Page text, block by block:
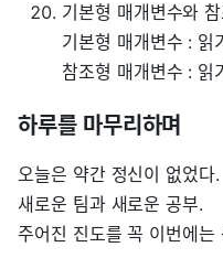
기본형 매개변수와
기본형 매개변수 : 읽
참조형 매개변수 : 읽
하루를 마무리하며
오늘은 약간 정신이 없었다.
새로운 팀과 새로운 공부.
주어진 진도를 꼭 이번에는